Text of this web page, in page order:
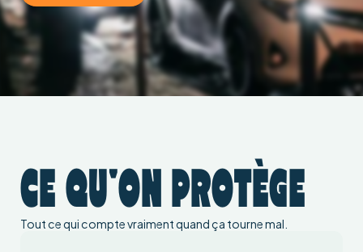
CE QU'ON PROTÈGE
Tout ce qui compte vraiment quand ça tourne mal.